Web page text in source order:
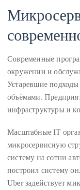
destinations
the
best
those
destinations
have
to
the
decade
Современные
окружении и
Устаревшие подходы
объёмами.
инфраструктуры и
Масштабные IT
микросервисную
систему на сотни
построил систему
Uber задействует